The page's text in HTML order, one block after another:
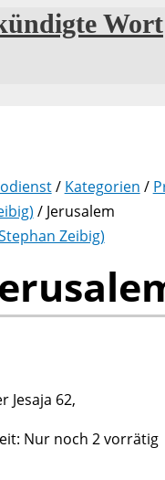
Wort
/ Kategorien /
/ Jerusalem
Zeibig)
Jesaja 62,
Nur noch 2 vorrätig